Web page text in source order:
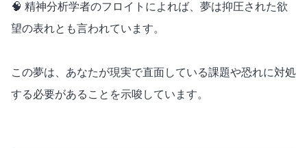
🧠 精神分析学者のフロイトによれば、夢は抑圧された欲
望の表れとも言われています。
この夢は、あなたが現実で直面している課題や恐れに対処
する必要があることを示唆しています。